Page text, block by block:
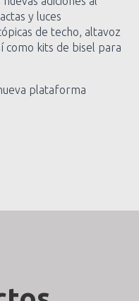
y luces
de techo, altavoz
como kits de bisel para
plataforma